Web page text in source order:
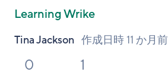
Learning Wrike
Tina Jackson 作成日時11 か月前
0 1